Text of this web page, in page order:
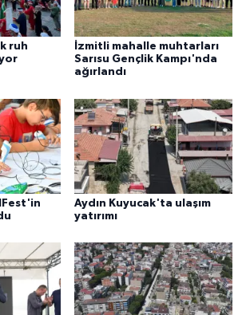
ruh
İzmitli mahalle muhtarları
Sarısu Gençlik Kampı'nda
ağırlandı
Aydın Kuyucak'ta ulaşım
yatırımı